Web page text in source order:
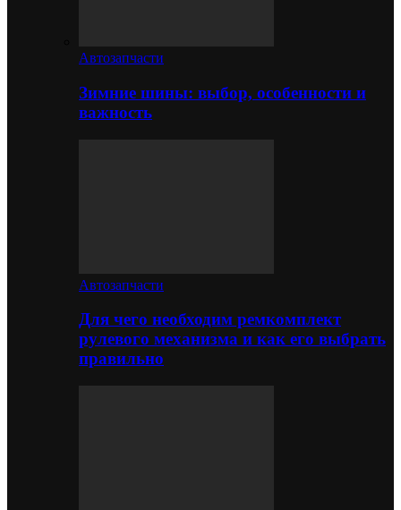
Автозапчасти
Зимние шины: выбор, особенности и
важность
Автозапчасти
Для чего необходим ремкомплект
рулевого механизма и как его выбрать
правильно